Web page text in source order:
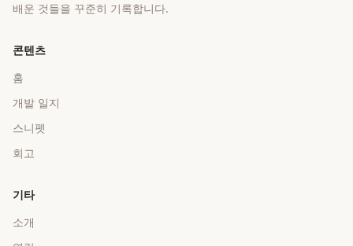
배운 것들을 꾸준히 기록합니다.
콘텐츠
홈
개발 일지
스니펫
회고
기타
소개